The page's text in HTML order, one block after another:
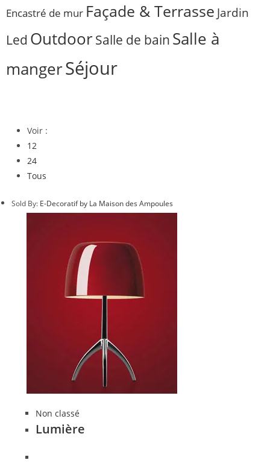
Encastré de mur Façade & Terrasse Jardin
Led OutdoorSalle de bain Salle à
mangerSéjour
Voir :
12
24
Tous
Sold By: E-Decoratif by La Maison des Ampoules
Non classé
Lumière